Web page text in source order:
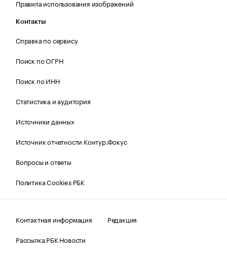
Правила использования изображений
Контакты
Справка по сервису
Поиск по ОГРН
Поиск по ИНН
Статистика и аудитория
Источники данных
Источник отчетности Контур.Фокус
Вопросы и ответы
Политика Cookies РБК
Контактная информация
Редакция
Рассылка РБК Новости